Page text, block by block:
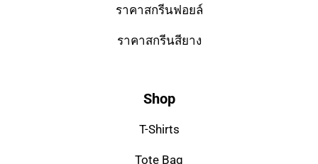
ราคาสกรีนฟอยล์
ราคาสกรีนสียาง
Shop
T-Shirts
Tote Bag